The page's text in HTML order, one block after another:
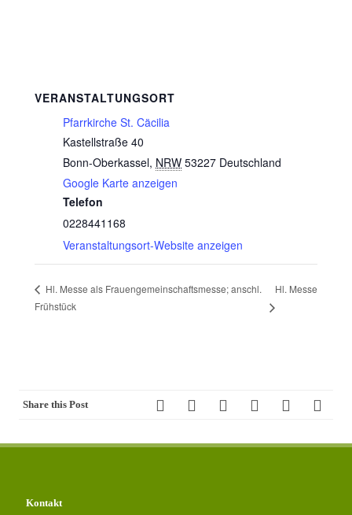
VERANSTALTUNGSORT
Pfarrkirche St. Cäcilia
Kastellstraße 40
Bonn-Oberkassel, NRW 53227 Deutschland
Google Karte anzeigen
Telefon
0228441168
Veranstaltungsort-Website anzeigen
Hl. Messe als Frauengemeinschaftsmesse; anschl.
Frühstück
Hl. Messe
Share this Post
Kontakt